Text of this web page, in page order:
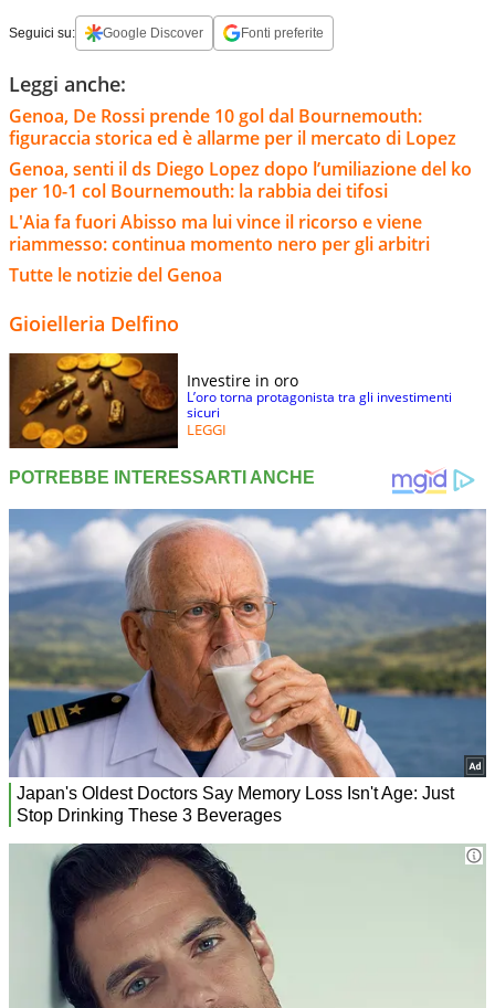
Seguici su: Google Discover Fonti preferite
Leggi anche:
Genoa, De Rossi prende 10 gol dal Bournemouth:
figuraccia storica ed è allarme per il mercato di Lopez
Genoa, senti il ds Diego Lopez dopo l’umiliazione del ko
per 10-1 col Bournemouth: la rabbia dei tifosi
L'Aia fa fuori Abisso ma lui vince il ricorso e viene
riammesso: continua momento nero per gli arbitri
Tutte le notizie del Genoa
Gioielleria Delfino
Investire in oro
L’oro torna protagonista tra gli investimenti
sicuri
LEGGI